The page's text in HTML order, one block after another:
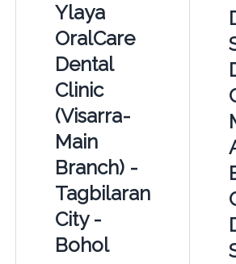
Ylaya
OralCare
Dental
Clinic
(Visarra-
Main
Branch) -
Tagbilaran
City -
Bohol